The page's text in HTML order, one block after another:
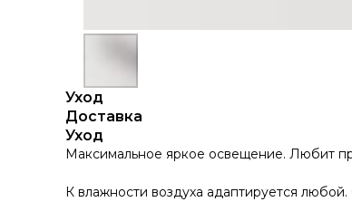
Уход
Доставка
Уход
Максимальное яркое освещение. Любит
К влажности воздуха адаптируется